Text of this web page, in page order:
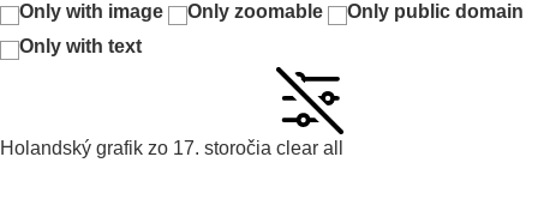
Only with image
Only zoomable
Only public domain
Only with text
Holandský grafik zo 17. storočia clear all